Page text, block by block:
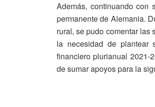
Además, continuando con
permanente de Alemania.
rural, se pudo comentar
la necesidad de plantear
financiero plurianual 2021-
de sumar apoyos para la